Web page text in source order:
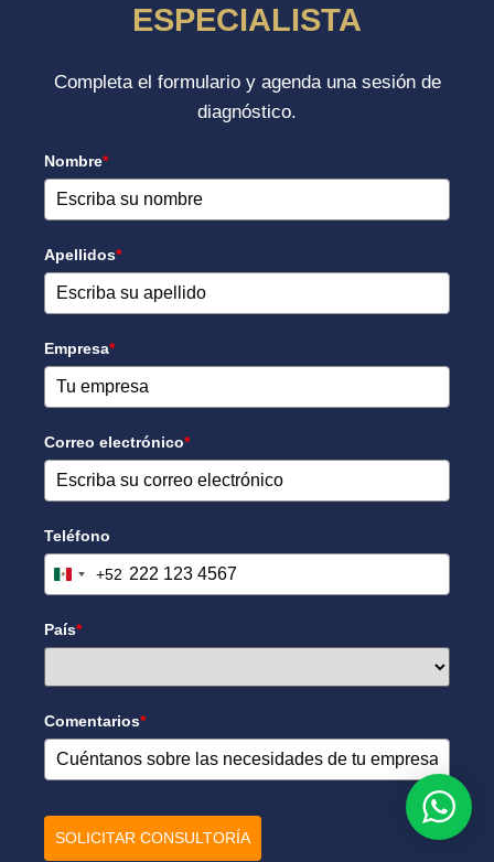
ESPECIALISTA
Completa el formulario y agenda una sesión de
diagnóstico.
Nombre*
Apellidos*
Empresa*
Correo electrónico*
Teléfono
Mexico +52
+52
País*
Comentarios*
SOLICITAR CONSULTORÍA